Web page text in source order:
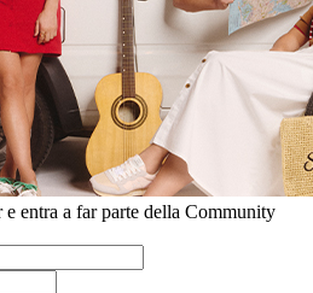
entra a far parte della Community